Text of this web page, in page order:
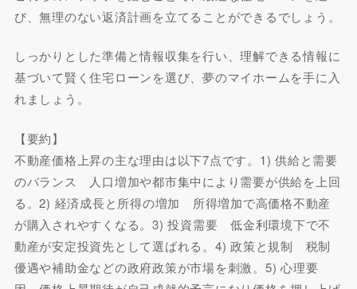
び、無理のない返済計画を立てることができるでしょう。
しっかりとした準備と情報収集を行い、理解できる情報に
基づいて賢く住宅ローンを選び、夢のマイホームを手に入
れましょう。
【要約】
不動産価格上昇の主な理由は以下7点です。1) 供給と需要
のバランス 人口増加や都市集中により需要が供給を上回
る。2) 経済成長と所得の増加 所得増加で高価格不動産
が購入されやすくなる。3) 投資需要 低金利環境下で不
動産が安定投資先として選ばれる。4) 政策と規制 税制
優遇や補助金などの政府政策が市場を刺激。5) 心理要